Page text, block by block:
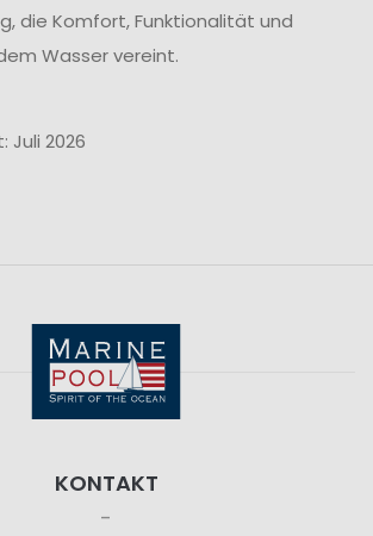
die Komfort, Funktionalität und
Wasser vereint.
Juli 2026
KONTAKT